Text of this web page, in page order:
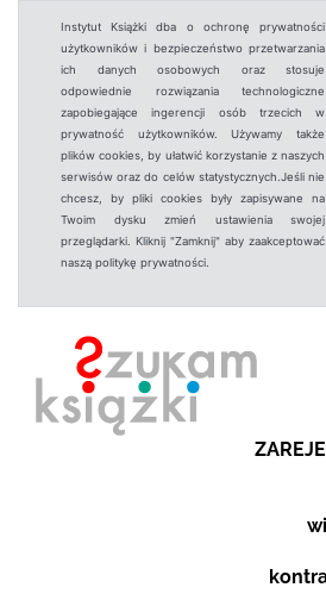
Instytut Książki dba o ochronę prywatności
użytkowników i bezpieczeństwo przetwarzania
ich danych osobowych oraz stosuje
odpowiednie rozwiązania technologiczne
zapobiegające ingerencji osób trzecich w
prywatność użytkowników. Używamy także
plików cookies, by ułatwić korzystanie z naszych
serwisów oraz do celów statystycznych.Jeśli nie
chcesz, by pliki cookies były zapisywane na
Twoim dysku zmień ustawienia swojej
przeglądarki. Kliknij "Zamknij" aby zaakceptować
naszą politykę prywatności.